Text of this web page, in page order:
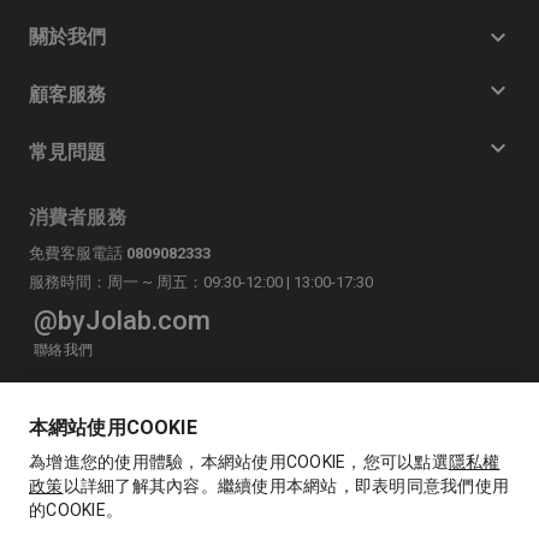
關於我們
顧客服務
常見問題
消費者服務
免費客服電話 0809082333
服務時間：周一 ~ 周五：09:30-12:00 | 13:00-17:30
@byJolab.com
聯絡我們
byJolab官方帳號
本網站使用COOKIE
為增進您的使用體驗，本網站使用COOKIE，您可以點選隱私權
政策以詳細了解其內容。繼續使用本網站，即表明同意我們使用
的COOKIE。